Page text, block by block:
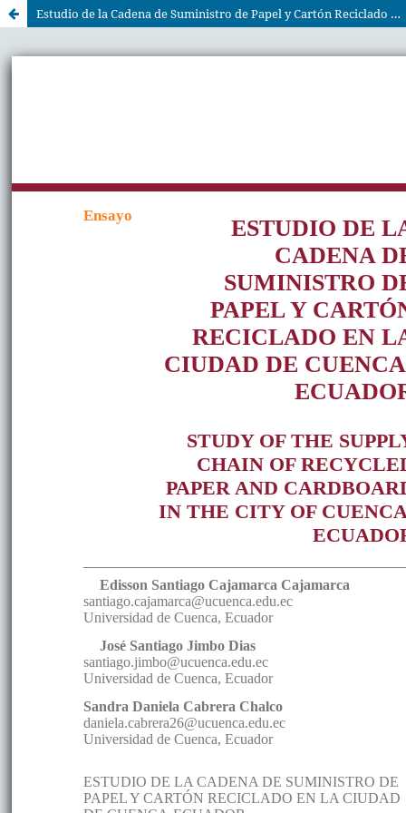
Estudio de la Cadena de Suministro de Papel y Cartón Reciclado en la Ciudad de Cuenca-Ecuador